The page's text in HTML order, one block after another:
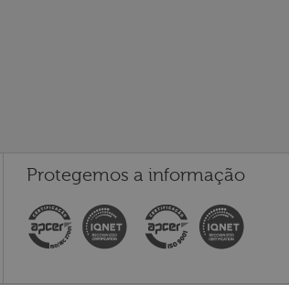
Protegemos a informação